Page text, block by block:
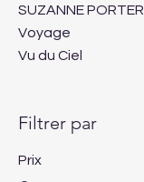
SUZANNE PORTER
Voyage
Vu du Ciel
Filtrer par
Prix